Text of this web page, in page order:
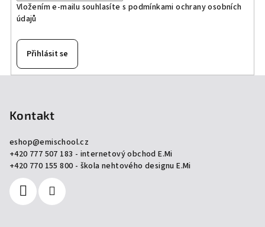
Vložením e-mailu souhlasíte s podmínkami ochrany osobních
údajů
Přihlásit se
Kontakt
eshop@emischool.cz
+420 777 507 183 - internetový obchod E.Mi
+420 770 155 800 - škola nehtového designu E.Mi